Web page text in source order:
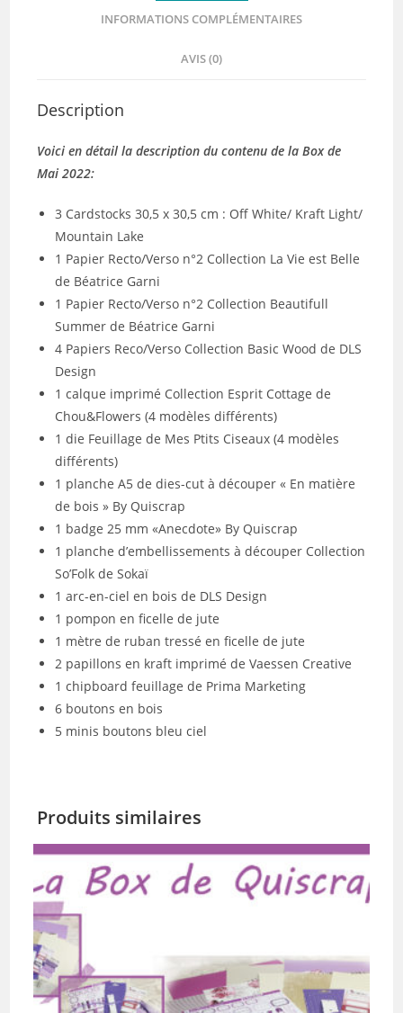
INFORMATIONS COMPLÉMENTAIRES
AVIS (0)
Description
Voici en détail la description du contenu de la Box de
Mai 2022:
3 Cardstocks 30,5 x 30,5 cm : Off White/ Kraft Light/
Mountain Lake
1 Papier Recto/Verso n°2 Collection La Vie est Belle
de Béatrice Garni
1 Papier Recto/Verso n°2 Collection Beautifull
Summer de Béatrice Garni
4 Papiers Reco/Verso Collection Basic Wood de DLS
Design
1 calque imprimé Collection Esprit Cottage de
Chou&Flowers (4 modèles différents)
1 die Feuillage de Mes Ptits Ciseaux (4 modèles
différents)
1 planche A5 de dies-cut à découper « En matière
de bois » By Quiscrap
1 badge 25 mm «Anecdote» By Quiscrap
1 planche d’embellissements à découper Collection
So’Folk de Sokaï
1 arc-en-ciel en bois de DLS Design
1 pompon en ficelle de jute
1 mètre de ruban tressé en ficelle de jute
2 papillons en kraft imprimé de Vaessen Creative
1 chipboard feuillage de Prima Marketing
6 boutons en bois
5 minis boutons bleu ciel
Produits similaires